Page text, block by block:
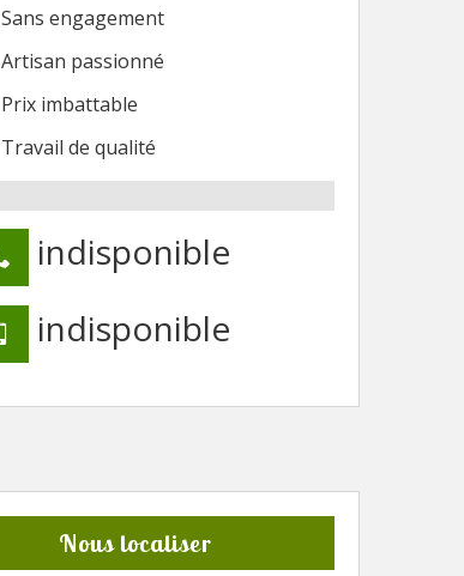
Sans engagement
Artisan passionné
Prix imbattable
Travail de qualité
indisponible
indisponible
Nous localiser